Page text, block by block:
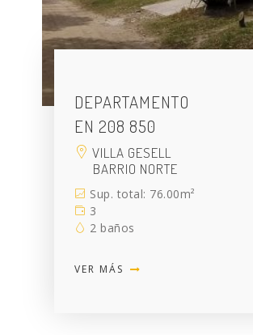
DEPARTAMENTO
EN 208 850
VILLA GESELL
BARRIO NORTE
Sup. total: 76.00m²
3
2 baños
VER MÁS